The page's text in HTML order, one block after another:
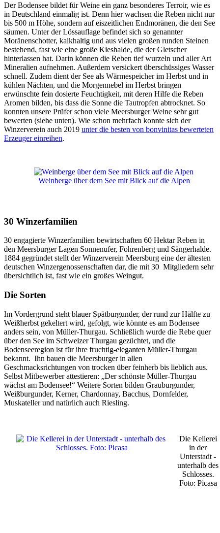
Der Bodensee bildet für Weine ein ganz besonderes Terroir, wie es
in Deutschland einmalig ist. Denn hier wachsen die Reben nicht nur
bis 500 m Höhe, sondern auf eiszeitlichen Endmoränen, die den See
säumen. Unter der Lössauflage befindet sich so genannter
Moränenschotter, kalkhaltig und aus vielen großen runden Steinen
bestehend, fast wie eine große Kieshalde, die der Gletscher
hinterlassen hat. Darin können die Reben tief wurzeln und aller Art
Mineralien aufnehmen. Außerdem versickert überschüssiges Wasser
schnell. Zudem dient der See als Wärmespeicher im Herbst und in
kühlen Nächten, und die Morgennebel im Herbst bringen
erwünschte fein dosierte Feuchtigkeit, mit deren Hilfe die Reben
Aromen bilden, bis dass die Sonne die Tautropfen abtrocknet. So
konnten unsere Prüfer schon viele Meersburger Weine sehr gut
bewerten (siehe unten). Wie schon mehrfach konnte sich der
Winzerverein auch 2019 unter die besten von bonvinitas bewerteten
Erzeuger einreihen.
Weinberge über dem See mit Blick auf die Alpen
30 Winzerfamilien
30 engagierte Winzerfamilien bewirtschaften 60 Hektar Reben in
den Meersburger Lagen Sonnenufer, Fohrenberg und Sängerhalde.
1884 gegründet stellt der Winzerverein Meersburg eine der ältesten
deutschen Winzergenossenschaften dar, die mit 30 Mitgliedern sehr
übersichtlich ist, fast wie ein großes Weingut.
Die Sorten
Im Vordergrund steht blauer Spätburgunder, der rund zur Hälfte zu
Weißherbst gekeltert wird, gefolgt, wie könnte es am Bodensee
anders sein, von Müller-Thurgau. Schließlich wurde die Rebe quer
über den See im Schweizer Thurgau gezüchtet, und die
Bodenseeregion ist für ihre fruchtig-eleganten Müller-Thurgau
bekannt. Ihn bauen die Meersburger in allen
Geschmacksrichtungen von trocken über feinherb bis lieblich aus.
Selbst Mitbewerber attestieren: „Der schönste Müller-Thurgau
wächst am Bodensee!“ Weitere Sorten bilden Grauburgunder,
Weißburgunder, Kerner, Chardonnay, Bacchus, Dornfelder,
Muskateller und natürlich auch Riesling.
Die Kellerei
in der
Unterstadt -
unterhalb des
Schlosses.
Foto: Picasa